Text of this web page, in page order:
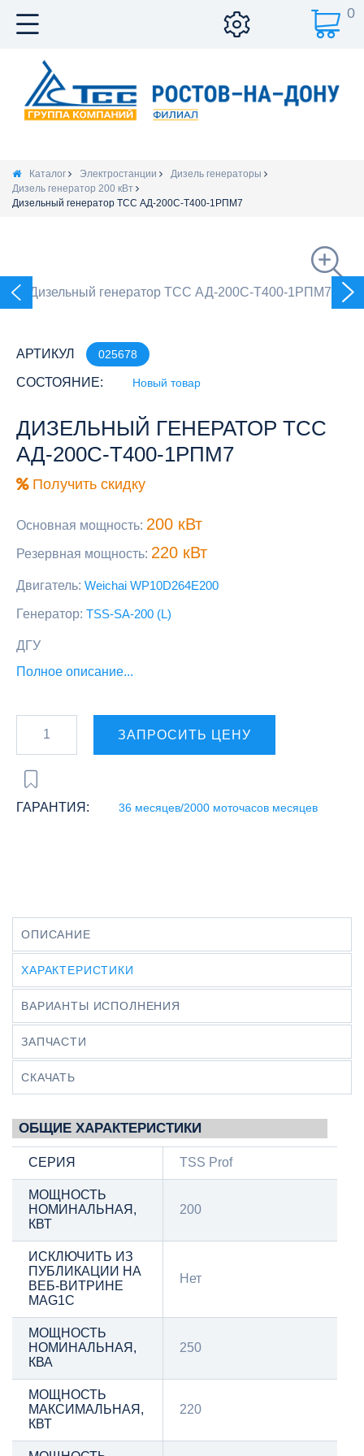
0
Каталог Электростанции
Дизель генераторы
Дизель генератор 200 кВт
Дизельный генератор ТСС АД-200С-Т400-1РПМ7
АРТИКУЛ 025678
СОСТОЯНИЕ: Новый товар
ДИЗЕЛЬНЫЙ ГЕНЕРАТОР ТСС
АД-200С-Т400-1РПМ7
Получить скидку
Основная мощность: 200 кВт
Резервная мощность: 220 кВт
Двигатель: Weichai WP10D264E200
Генератор: TSS-SA-200 (L)
ДГУ
Полное описание...
ЗАПРОСИТЬ ЦЕНУ
ГАРАНТИЯ: 36 месяцев/2000 моточасов месяцев
ОПИСАНИЕ
ХАРАКТЕРИСТИКИ
ВАРИАНТЫ ИСПОЛНЕНИЯ
ЗАПЧАСТИ
СКАЧАТЬ
ОБЩИЕ ХАРАКТЕРИСТИКИ
СЕРИЯ TSS Prof
МОЩНОСТЬ
НОМИНАЛЬНАЯ,
КВТ
200
ИСКЛЮЧИТЬ ИЗ
ПУБЛИКАЦИИ НА
ВЕБ-ВИТРИНЕ
MAG1C
Нет
МОЩНОСТЬ
НОМИНАЛЬНАЯ,
КВА
250
МОЩНОСТЬ
МАКСИМАЛЬНАЯ,
КВТ
220